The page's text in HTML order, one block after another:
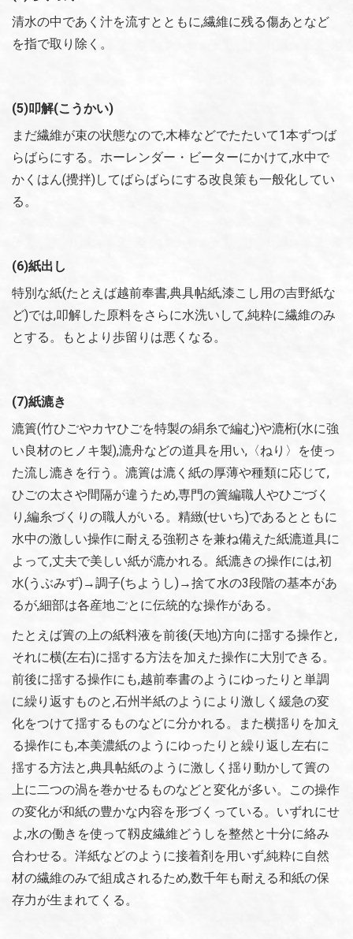
清水の中であく汁を流すとともに,繊維に残る傷あとなど
を指で取り除く。
(5)叩解(こうかい)
まだ繊維が束の状態なので,木棒などでたたいて1本ずつば
らばらにする。ホーレンダー・ビーターにかけて,水中で
かくはん(攪拌)してばらばらにする改良策も一般化してい
る。
(6)紙出し
特別な紙(たとえば越前奉書,典具帖紙,漆こし用の吉野紙な
ど)では,叩解した原料をさらに水洗いして,純粋に繊維のみ
とする。もとより歩留りは悪くなる。
(7)紙漉き
漉簀(竹ひごやカヤひごを特製の絹糸で編む)や漉桁(水に強
い良材のヒノキ製),漉舟などの道具を用い,〈ねり〉を使っ
た流し漉きを行う。漉簀は漉く紙の厚薄や種類に応じて,
ひごの太さや間隔が違うため,専門の簀編職人やひごづく
り,編糸づくりの職人がいる。精緻(せいち)であるとともに
水中の激しい操作に耐える強靭さを兼ね備えた紙漉道具に
よって,丈夫で美しい紙が漉かれる。紙漉きの操作には,初
水(うぶみず)→調子(ちようし)→捨て水の3段階の基本があ
るが,細部は各産地ごとに伝統的な操作がある。
たとえば簀の上の紙料液を前後(天地)方向に揺する操作と,
それに横(左右)に揺する方法を加えた操作に大別できる。
前後に揺する操作にも,越前奉書のようにゆったりと単調
に繰り返すものと,石州半紙のようにより激しく緩急の変
化をつけて揺するものなどに分かれる。また横揺りを加え
る操作にも,本美濃紙のようにゆったりと繰り返し左右に
揺する方法と,典具帖紙のように激しく揺り動かして簀の
上に二つの渦を巻かせるものなどと変化が多い。この操作
の変化が和紙の豊かな内容を形づくっている。いずれにせ
よ,水の働きを使って靱皮繊維どうしを整然と十分に絡み
合わせる。洋紙などのように接着剤を用いず,純粋に自然
材の繊維のみで組成されるため,数千年も耐える和紙の保
存力が生まれてくる。